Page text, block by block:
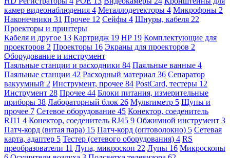
камер видеонаблюдения 4 Металлодетекторы 4 Микрофоны 2
Наконечники 31 Прочее 12 Сейфы 4 Шнуры, кабеля 22
Проекторы и принтеры
Кабеля и другое 13 Картридж 19 HP 19 Комплектующие для
проекторов 2 Проекторы 16 Экраны для проекторов 2
Оборудование и инструмент
Паяльные станции и расходники 84 Паяльные ванные 4
Паяльные станции 42 Расходный материал 36 Сепаратор
вакуумный 2 Инструмент, прочее 84 PostCard, тестеры 12
Инструмент 28 Прочее 44 Блоки питания, измерительные
приборы 38 Лабораторный блок 26 Мультиметр 5 Щупы и
прочее 7 Сетевое оборудование 45 Конектор, соеденитель
RJ11 4 Конектор, соеденитель RJ45 9 Обжимной инструмент 3
Патч-корд (витая пара) 15 Патч-корд (оптоволокно) 5 Сетевая
карта, адаптер 5 Тестер (сетевого оборудования) 4 RS
преобразователи 11 Лупа, микроскоп 22 Лупы 16 Микроскопы